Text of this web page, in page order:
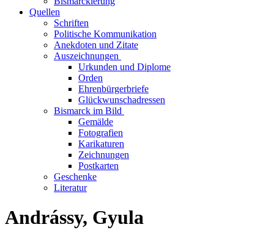
Quellen
Schriften
Politische Kommunikation
Anekdoten und Zitate
Auszeichnungen
Urkunden und Diplome
Orden
Ehrenbürgerbriefe
Glückwunschadressen
Bismarck im Bild
Gemälde
Fotografien
Karikaturen
Zeichnungen
Postkarten
Geschenke
Literatur
Andrássy, Gyula